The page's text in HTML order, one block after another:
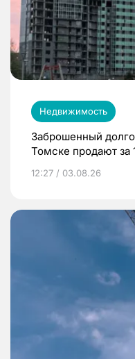
Недвижимость
Заброшенный
Томске продают за
12:27 / 03.08.26